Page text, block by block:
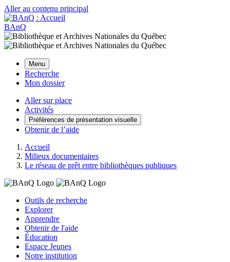
Aller au contenu principal
BAnQ
Menu
Recherche
Mon dossier
Aller sur place
Activités
Préférences de présentation visuelle
Obtenir de l’aide
Accueil
Milieux documentaires
Le réseau de prêt entre bibliothèques publiques
Outils de recherche
Explorer
Apprendre
Obtenir de l'aide
Éducation
Espace Jeunes
Notre institution